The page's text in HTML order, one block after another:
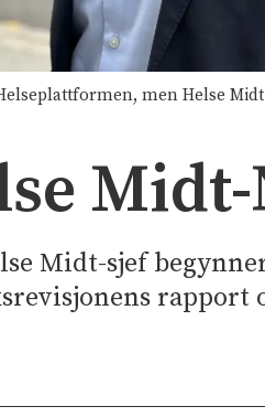
men Helse
Midt-sjef